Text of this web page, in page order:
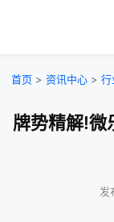
首页 > 资讯中心 > 行
牌势精解!微
发